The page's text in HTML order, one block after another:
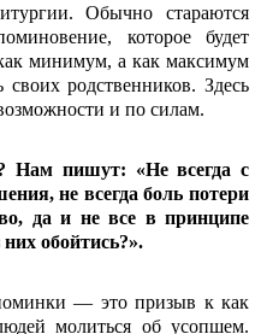
Обычно стараются
которое будет
минимум, а как максимум
родственников. Здесь
и по силам.
Нам пишут: «Не всегда с
не всегда боль потери
да и не все в принципе
обойтись?».
— это призыв к как
молиться об усопшем.